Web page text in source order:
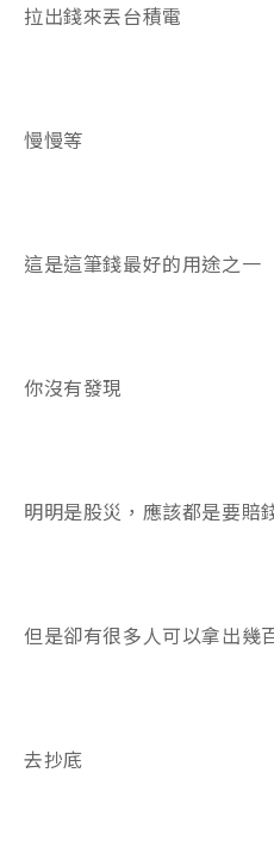
拉出錢來丟台積電
慢慢等
這是這筆錢最好的用途之一
你沒有發現
明明是股災，應該都是要賠
但是卻有很多人可以拿出幾
去抄底